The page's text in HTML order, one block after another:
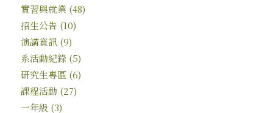
實習與就業(48)
招生公告 (10)
演講資訊(9)
系活動紀錄(5)
研究生專區 (6)
課程活動 (27)
一年級 (3)